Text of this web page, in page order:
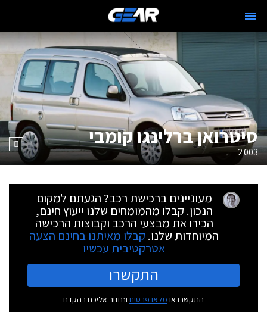
סיטרואן ברלינגו קומבי
2003
מעוניינים ברכישת רכב? הגעתם למקום
הנכון. קבלו מהמומחים שלנו ייעוץ חינם,
הכירו את מבצעי הרכב וקבוצות הרכישה
המיוחדות שלנו. קבלו מאיתנו בחינם הצעה
אטרקטיבית עכשיו
התקשרו
התקשרו או מלאו פרטים ונחזור אליכם בהקדם